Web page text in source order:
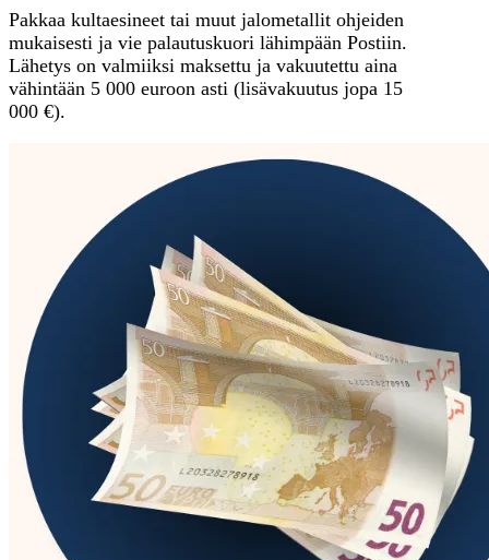
Pakkaa kultaesineet tai muut jalometallit ohjeiden
mukaisesti ja vie palautuskuori lähimpään Postiin.
Lähetys on valmiiksi maksettu ja vakuutettu aina
vähintään 5 000 euroon asti (lisävakuutus jopa 15
000 €).